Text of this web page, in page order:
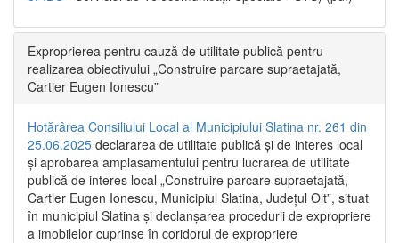
Exproprierea pentru cauză de utilitate publică pentru
realizarea obiectivului „Construire parcare supraetajată,
Cartier Eugen Ionescu”
Hotărârea Consiliului Local al Municipiului Slatina nr. 261 din
25.06.2025 declararea de utilitate publică și de interes local
și aprobarea amplasamentului pentru lucrarea de utilitate
publică de interes local „Construire parcare supraetajată,
Cartier Eugen Ionescu, Municipiul Slatina, Județul Olt”, situat
în municipiul Slatina și declanșarea procedurii de expropriere
a imobilelor cuprinse în coridorul de expropriere